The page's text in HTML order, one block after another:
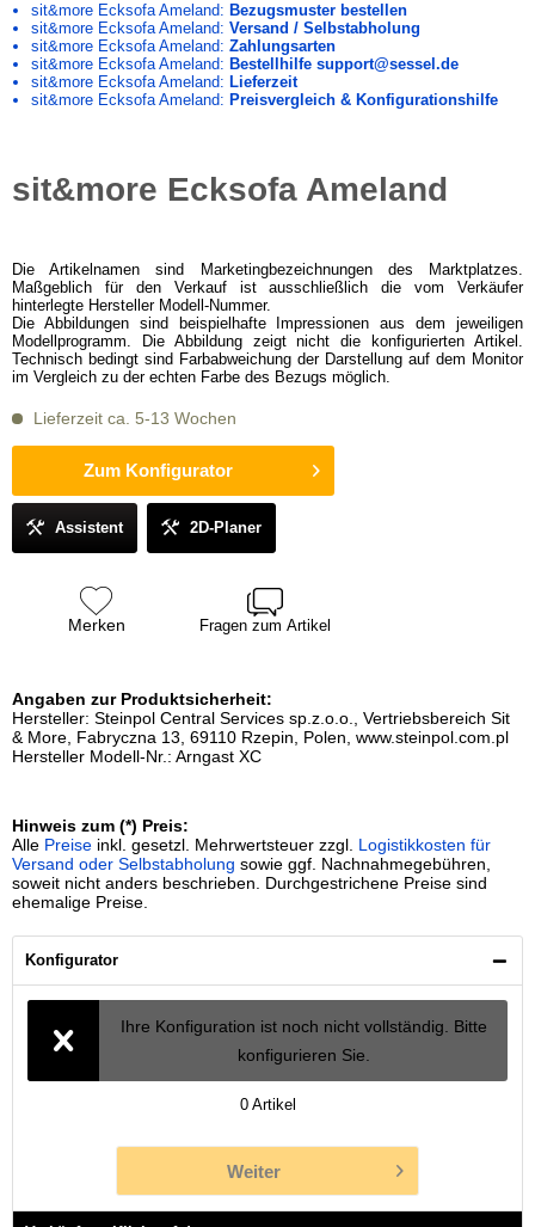
sit&more Ecksofa Ameland: Bezugsmuster bestellen
sit&more Ecksofa Ameland: Versand / Selbstabholung
sit&more Ecksofa Ameland: Zahlungsarten
sit&more Ecksofa Ameland: Bestellhilfe support@sessel.de
sit&more Ecksofa Ameland: Lieferzeit
sit&more Ecksofa Ameland: Preisvergleich & Konfigurationshilfe
sit&more Ecksofa Ameland
Die Artikelnamen sind Marketingbezeichnungen des Marktplatzes.
Maßgeblich für den Verkauf ist ausschließlich die vom Verkäufer
hinterlegte Hersteller Modell-Nummer.
Die Abbildungen sind beispielhafte Impressionen aus dem jeweiligen
Modellprogramm. Die Abbildung zeigt nicht die konfigurierten Artikel.
Technisch bedingt sind Farbabweichung der Darstellung auf dem Monitor
im Vergleich zu der echten Farbe des Bezugs möglich.
Lieferzeit ca. 5-13 Wochen
Zum Konfigurator
Assistent 2D-Planer
Merken Fragen zum Artikel
Angaben zur Produktsicherheit:
Hersteller: Steinpol Central Services sp.z.o.o., Vertriebsbereich Sit
& More, Fabryczna 13, 69110 Rzepin, Polen, www.steinpol.com.pl
Hersteller Modell-Nr.: Arngast XC
Hinweis zum (*) Preis:
Alle Preise inkl. gesetzl. Mehrwertsteuer zzgl. Logistikkosten für
Versand oder Selbstabholung sowie ggf. Nachnahmegebühren,
soweit nicht anders beschrieben. Durchgestrichene Preise sind
ehemalige Preise.
Konfigurator
Ihre Konfiguration ist noch nicht vollständig. Bitte
konfigurieren Sie.
0 Artikel
Weiter